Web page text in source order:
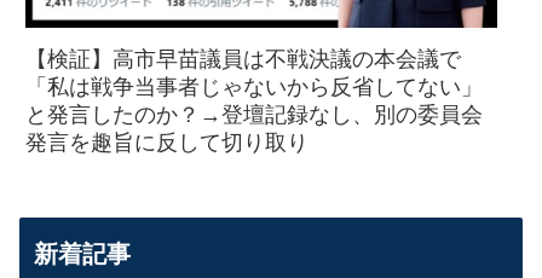
【検証】高市早苗議員は不戦決議の本会議で
「私は戦争当事者じゃないから反省してない」
と発言したのか？→登壇記録なし、別の委員会
発言を趣旨に反して切り取り
新着記事